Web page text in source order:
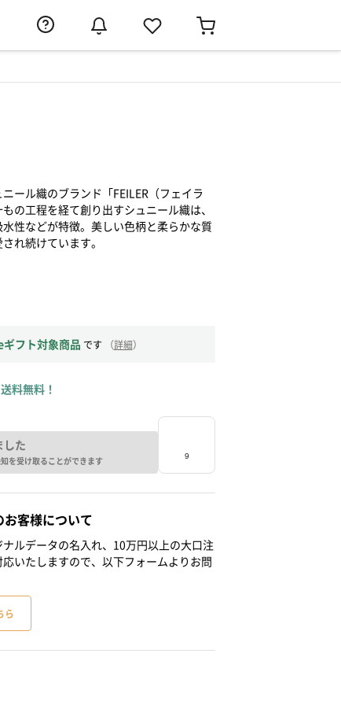
ール織のブランド「FEILER（フェイラ
の工程を経て創り出すシュニール織は、
性などが特徴。美しい色柄と柔らかな質
れ続けています。
ギフト対象商品 です （詳細）
送料無料！
した
を受け取ることができます
客様について
ルデータの名入れ、10万円以上の大口注
いたしますので、以下フォームよりお問
ら